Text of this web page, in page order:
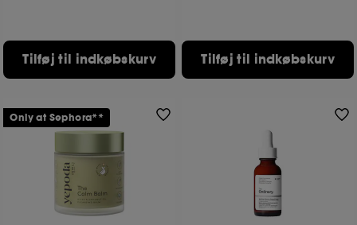
Tilføj til indkøbskurv Tilføj til indkøbskurv
Only at Sephora**